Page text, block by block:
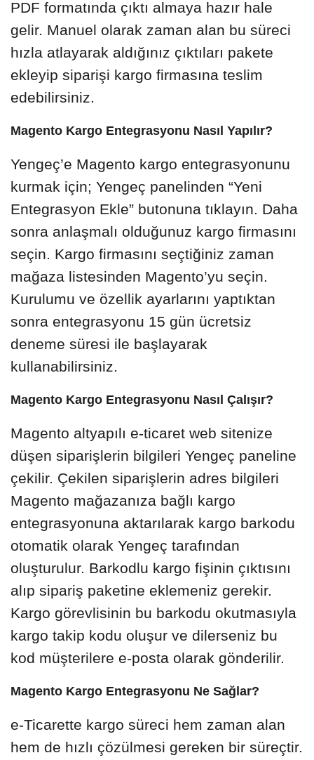
PDF formatında çıktı almaya hazır hale
gelir. Manuel olarak zaman alan bu süreci
hızla atlayarak aldığınız çıktıları pakete
ekleyip siparişi kargo firmasına teslim
edebilirsiniz.
Magento Kargo Entegrasyonu Nasıl Yapılır?
Yengeç’e Magento kargo entegrasyonunu
kurmak için; Yengeç panelinden “Yeni
Entegrasyon Ekle” butonuna tıklayın. Daha
sonra anlaşmalı olduğunuz kargo firmasını
seçin. Kargo firmasını seçtiğiniz zaman
mağaza listesinden Magento’yu seçin.
Kurulumu ve özellik ayarlarını yaptıktan
sonra entegrasyonu 15 gün ücretsiz
deneme süresi ile başlayarak
kullanabilirsiniz.
Magento Kargo Entegrasyonu Nasıl Çalışır?
Magento altyapılı e-ticaret web sitenize
düşen siparişlerin bilgileri Yengeç paneline
çekilir. Çekilen siparişlerin adres bilgileri
Magento mağazanıza bağlı kargo
entegrasyonuna aktarılarak kargo barkodu
otomatik olarak Yengeç tarafından
oluşturulur. Barkodlu kargo fişinin çıktısını
alıp sipariş paketine eklemeniz gerekir.
Kargo görevlisinin bu barkodu okutmasıyla
kargo takip kodu oluşur ve dilerseniz bu
kod müşterilere e-posta olarak gönderilir.
Magento Kargo Entegrasyonu Ne Sağlar?
e-Ticarette kargo süreci hem zaman alan
hem de hızlı çözülmesi gereken bir süreçtir.